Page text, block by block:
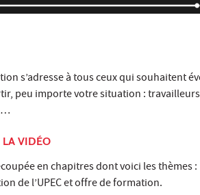
s’adresse à tous ceux qui souhaitent
peu importe votre situation :
LA VIDÉO
en chapitres dont voici les thèmes :
de l’UPEC et offre de formation.